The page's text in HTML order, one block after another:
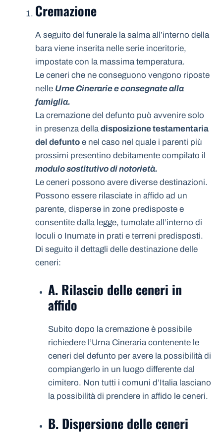
Cremazione
A seguito del funerale la salma all’interno della
bara viene inserita nelle serie inceritorie,
impostate con la massima temperatura.
Le ceneri che ne conseguono vengono riposte
nelle Urne Cinerarie e consegnate alla
famiglia.
La cremazione del defunto può avvenire solo
in presenza della disposizione testamentaria
del defunto e nel caso nel quale i parenti più
prossimi presentino debitamente compilato il
modulo sostitutivo di notorietà.
Le ceneri possono avere diverse destinazioni.
Possono essere rilasciate in affido ad un
parente, disperse in zone predisposte e
consentite dalla legge, tumolate all’interno di
loculi o Inumate in prati e terreni predisposti.
Di seguito il dettagli delle destinazione delle
ceneri:
A. Rilascio delle ceneri in
affido
Subito dopo la cremazione è possibile
richiedere l’Urna Cineraria contenente le
ceneri del defunto per avere la possibilità di
compiangerlo in un luogo differente dal
cimitero. Non tutti i comuni d’Italia lasciano
la possibilità di prendere in affido le ceneri.
B. Dispersione delle ceneri